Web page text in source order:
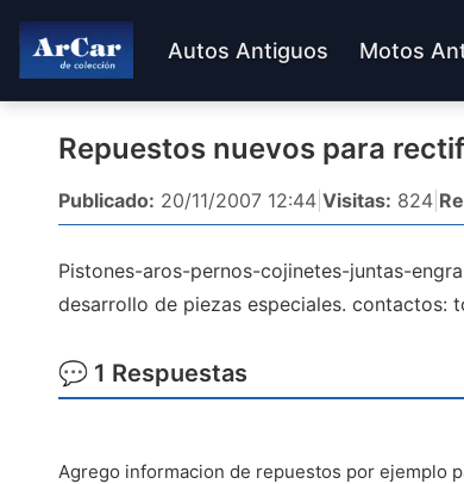
Autos Antiguos Motos
Repuestos nuevos para
Publicado: 20/11/2007 12:44 Visitas: 824
Pistones-aros-pernos-cojinetes-juntas-
desarrollo de piezas especiales. contactos:
💬 1 Respuestas
Agrego informacion de repuestos por ejemplo